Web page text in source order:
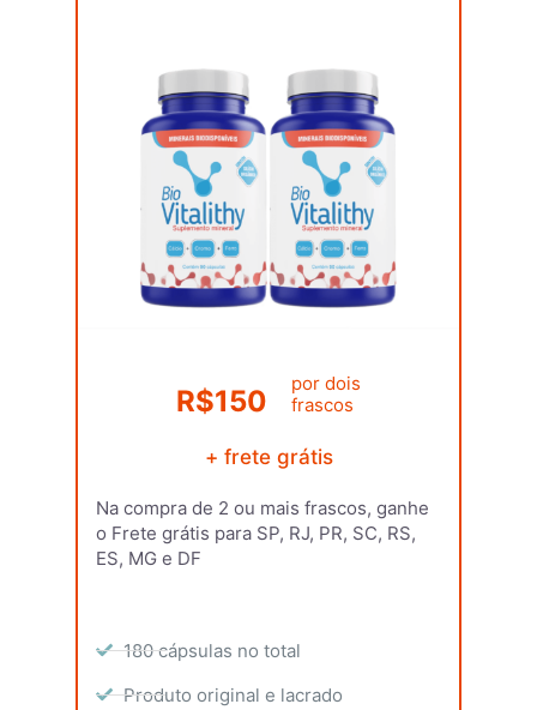
R$150
por dois
frascos
+ frete grátis
Na compra de 2 ou mais frascos, ganhe
o Frete grátis para SP, RJ, PR, SC, RS,
ES, MG e DF
180 cápsulas no total
Produto original e lacrado